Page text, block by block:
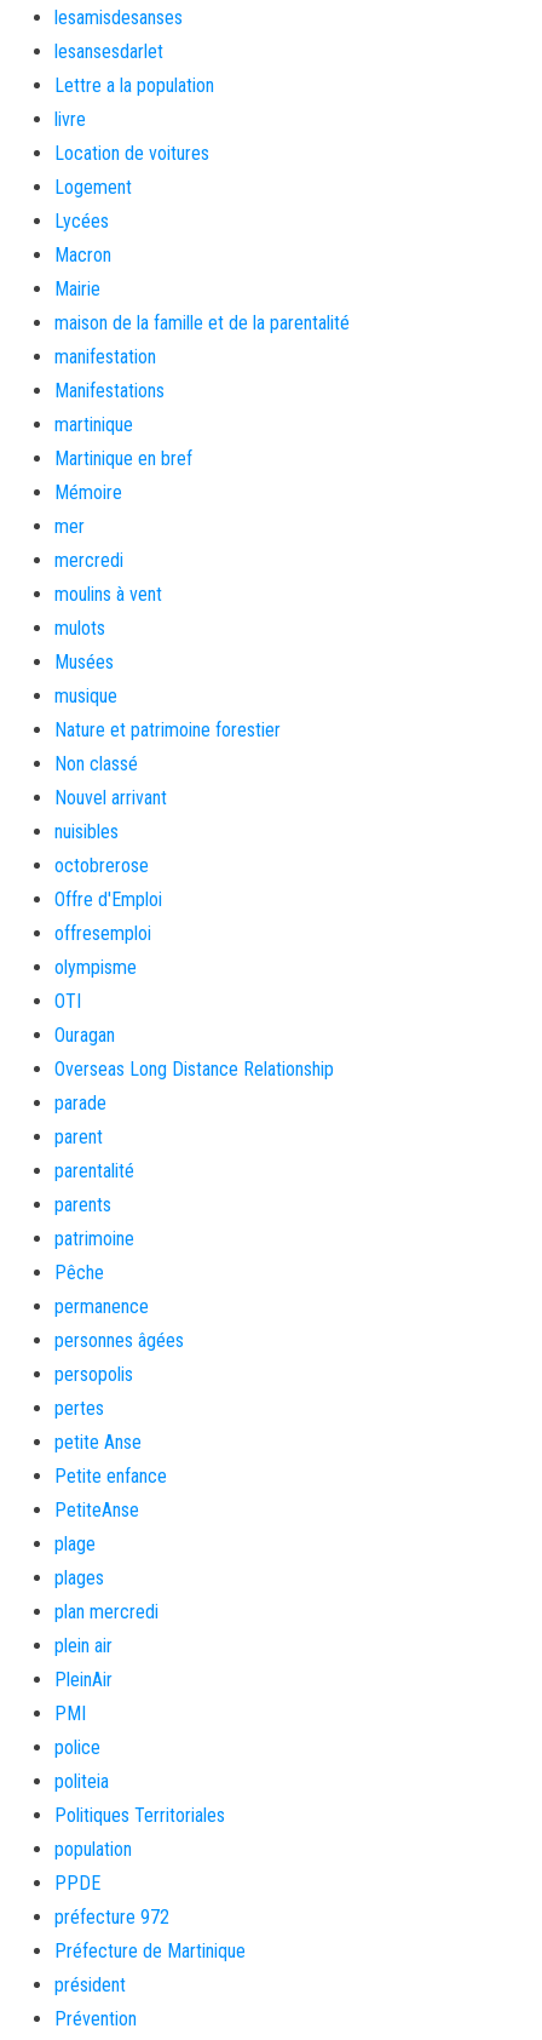
lesamisdesanses
lesansesdarlet
Lettre a la population
livre
Location de voitures
Logement
Lycées
Macron
Mairie
maison de la famille et de la parentalité
manifestation
Manifestations
martinique
Martinique en bref
Mémoire
mer
mercredi
moulins à vent
mulots
Musées
musique
Nature et patrimoine forestier
Non classé
Nouvel arrivant
nuisibles
octobrerose
Offre d'Emploi
offresemploi
olympisme
OTI
Ouragan
Overseas Long Distance Relationship
parade
parent
parentalité
parents
patrimoine
Pêche
permanence
personnes âgées
persopolis
pertes
petite Anse
Petite enfance
PetiteAnse
plage
plages
plan mercredi
plein air
PleinAir
PMI
police
politeia
Politiques Territoriales
population
PPDE
préfecture 972
Préfecture de Martinique
président
Prévention